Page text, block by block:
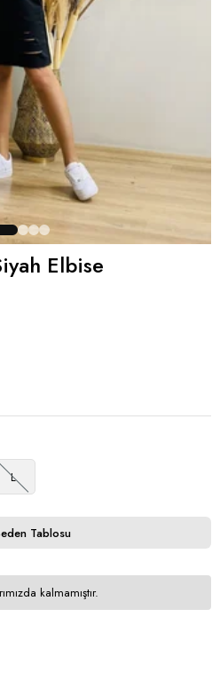
Elbise
L
Tablosu
kalmamıştır.